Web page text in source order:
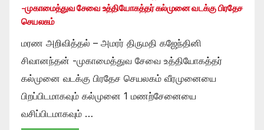
-முகாமைத்துவ சேவை உத்தியோகத்தர் கல்முனை வடக்கு பிரதேச
செயலகம்
மரண அறிவித்தல் – அமரர் திருமதி கஜேந்தினி
சிவானந்தன் -முகாமைத்துவ சேவை உத்தியோகத்தர்
கல்முனை வடக்கு பிரதேச செயலகம் வீரமுனையை
பிறப்பிடமாகவும் கல்முனை 1 மணற்சேனையை
வசிப்பிடமாகவும் …